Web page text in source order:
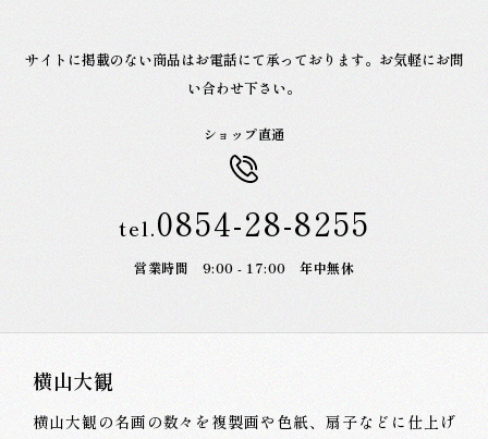
サイトに掲載のない商品はお電話にて承っております。お気軽にお問
い合わせ下さい。
ショップ直通
tel.0854-28-8255
営業時間 9:00 - 17:00 年中無休
横山大観
横山大観の名画の数々を複製画や色紙、扇子などに仕上げ